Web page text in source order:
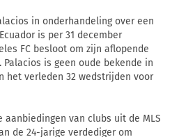
in onderhandeling over een
is per 31 december
FC besloot om zijn aflopende
is geen oude bekende in
het verleden 32 wedstrijden voor
aanbiedingen van clubs uit de MLS
de 24-jarige verdediger om